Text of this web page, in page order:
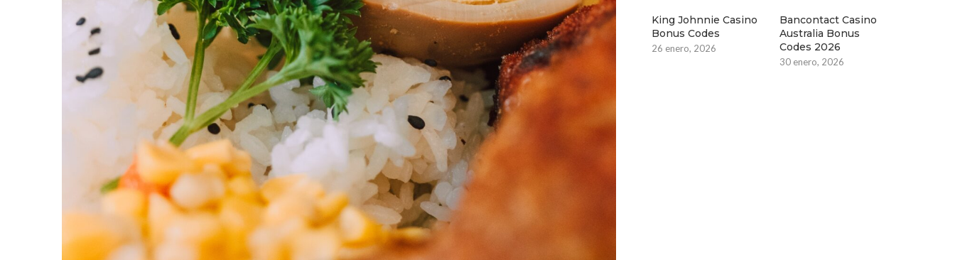
King Johnnie Casino
Bonus Codes
26 enero, 2026
Bancontact Casino
Australia Bonus
Codes 2026
30 enero, 2026